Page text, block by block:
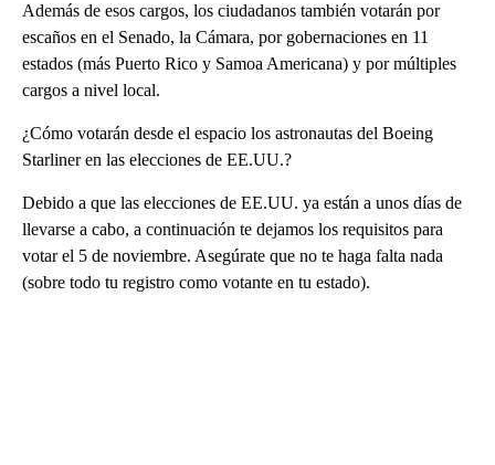
Además de esos cargos, los ciudadanos también votarán por
escaños en el Senado, la Cámara, por gobernaciones en 11
estados (más Puerto Rico y Samoa Americana) y por múltiples
cargos a nivel local.
¿Cómo votarán desde el espacio los astronautas del Boeing
Starliner en las elecciones de EE.UU.?
Debido a que las elecciones de EE.UU. ya están a unos días de
llevarse a cabo, a continuación te dejamos los requisitos para
votar el 5 de noviembre. Asegúrate que no te haga falta nada
(sobre todo tu registro como votante en tu estado).